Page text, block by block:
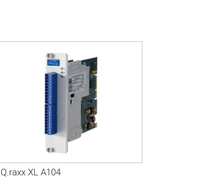
Q.raxx XL A104